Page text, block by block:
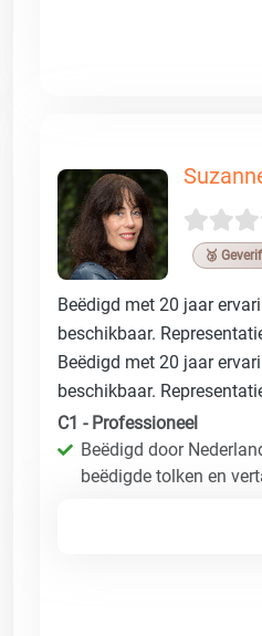
🥉
Beëdigd met 20 jaar
beschikbaar.
Beëdigd met 20 jaar
beschikbaar.
C1 - Professioneel
Beëdigd door
beëdigde tolken en